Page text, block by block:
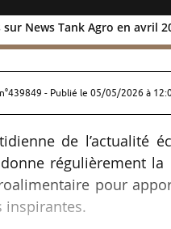
News Tank Agro en avril
sur News
- Publié le 05/05/2026 à
de l’actualité
régulièrement
pour
inspirantes.